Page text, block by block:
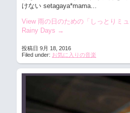
けない setagaya*mama...
View 雨の日のための「しっとりミ
Rainy Days →
投稿日 9月 18, 2016
Filed under: お気に入りの音楽